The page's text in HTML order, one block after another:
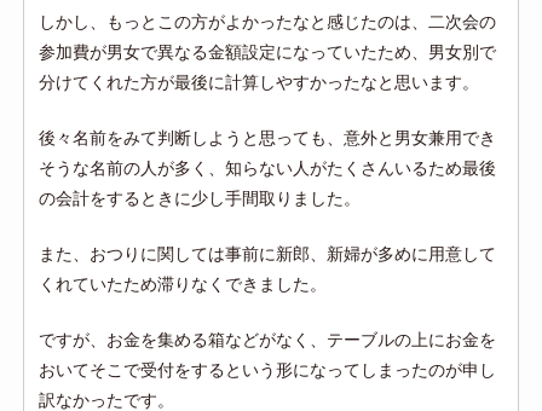
しかし、もっとこの方がよかったなと感じたのは、二次会の
参加費が男女で異なる金額設定になっていたため、男女別で
分けてくれた方が最後に計算しやすかったなと思います。
後々名前をみて判断しようと思っても、意外と男女兼用でき
そうな名前の人が多く、知らない人がたくさんいるため最後
の会計をするときに少し手間取りました。
また、おつりに関しては事前に新郎、新婦が多めに用意して
くれていたため滞りなくできました。
ですが、お金を集める箱などがなく、テーブルの上にお金を
おいてそこで受付をするという形になってしまったのが申し
訳なかったです。